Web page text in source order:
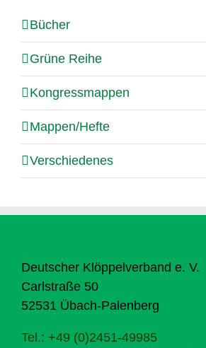
Bücher
Grüne Reihe
Kongressmappen
Mappen/Hefte
Verschiedenes
Deutscher Klöppelverband e. V.
Carlstraße 50
52531 Übach-Palenberg
Tel.: +49 (0)2451-49985